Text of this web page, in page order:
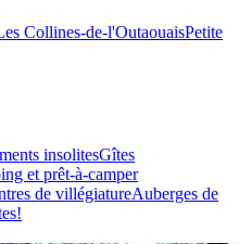
Collines-de-l'OutaouaisPetite
insolitesGîtes
et prêt-à-camper
de villégiatureAuberges de